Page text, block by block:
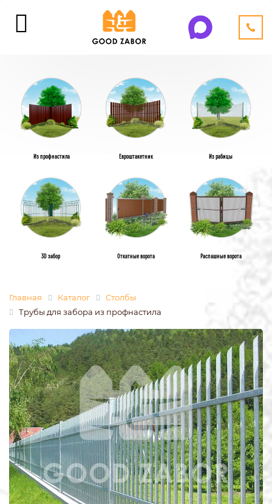
Из профнастила Евроштакетник Из рабицы
3D забор Откатные ворота Распашные ворота
Главная Каталог
Столбы
Трубы для забора из профнастила